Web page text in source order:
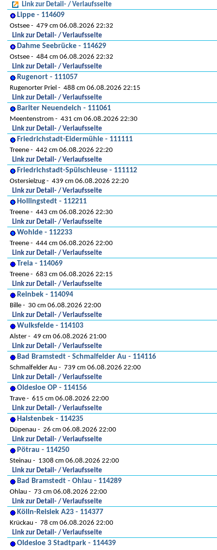
Link zur Detail- / Verlaufsseite
Lippe - 114609
Ostsee
479 cm 06.08.2026 22:32
Link zur Detail- / Verlaufsseite
Dahme Seebrücke - 114629
Ostsee
484 cm 06.08.2026 22:32
Link zur Detail- / Verlaufsseite
Rugenort - 111057
Rugenorter Priel
488 cm 06.08.2026 22:15
Link zur Detail- / Verlaufsseite
Barlter Neuendeich - 111061
Meentenstrom
431 cm 06.08.2026 22:30
Link zur Detail- / Verlaufsseite
Friedrichstadt-Eidermühle - 111111
Treene
442 cm 06.08.2026 22:20
Link zur Detail- / Verlaufsseite
Friedrichstadt-Spülschleuse - 111112
Ostersielzug
439 cm 06.08.2026 22:20
Link zur Detail- / Verlaufsseite
Hollingstedt - 112211
Treene
443 cm 06.08.2026 22:30
Link zur Detail- / Verlaufsseite
Wohlde - 112233
Treene
444 cm 06.08.2026 22:00
Link zur Detail- / Verlaufsseite
Treia - 114069
Treene
683 cm 06.08.2026 22:15
Link zur Detail- / Verlaufsseite
Reinbek - 114094
Bille
30 cm 06.08.2026 22:00
Link zur Detail- / Verlaufsseite
Wulksfelde - 114103
Alster
49 cm 06.08.2026 21:00
Link zur Detail- / Verlaufsseite
Bad Bramstedt - Schmalfelder Au - 114116
Schmalfelder Au
739 cm 06.08.2026 22:00
Link zur Detail- / Verlaufsseite
Oldesloe OP - 114156
Trave
615 cm 06.08.2026 22:00
Link zur Detail- / Verlaufsseite
Halstenbek - 114235
Düpenau
26 cm 06.08.2026 22:00
Link zur Detail- / Verlaufsseite
Pötrau - 114250
Steinau
1308 cm 06.08.2026 22:00
Link zur Detail- / Verlaufsseite
Bad Bramstedt - Ohlau - 114289
Ohlau
73 cm 06.08.2026 22:00
Link zur Detail- / Verlaufsseite
Kölln-Reisiek A23 - 114377
Krückau
78 cm 06.08.2026 22:00
Link zur Detail- / Verlaufsseite
Oldesloe 3 Stadtpark - 114439